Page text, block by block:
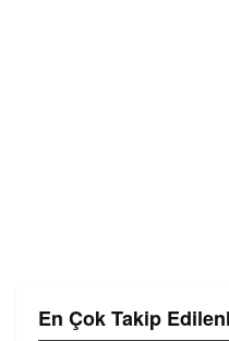
En Çok Takip